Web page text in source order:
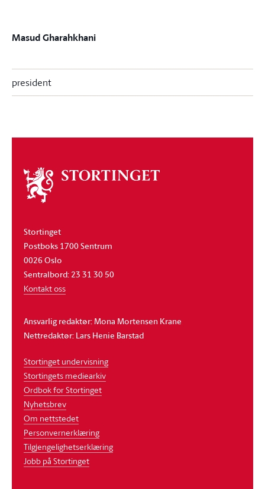
Masud Gharahkhani
president
Om
stortinget
Stortinget
Postboks 1700 Sentrum
0026 Oslo
Sentralbord: 23 31 30 50
Kontakt oss
Ansvarlig redaktør: Mona Mortensen Krane
Nettredaktør: Lars Henie Barstad
Stortinget undervisning
Stortingets mediearkiv
Ordbok for Stortinget
Nyhetsbrev
Om nettstedet
Personvernerklæring
Tilgjengelighetserklæring
Jobb på Stortinget